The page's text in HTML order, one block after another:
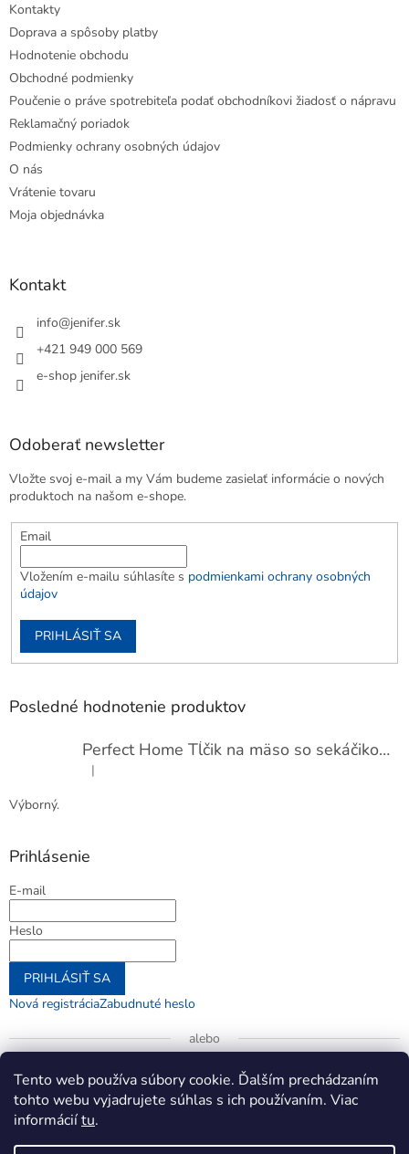
Tento web používa súbory cookie. Ďalším prechádzaním
tohto webu vyjadrujete súhlas s ich používaním. Viac
informáciítu.
Kontakty
Doprava a spôsoby platby
Hodnotenie obchodu
Obchodné podmienky
Poučenie o práve spotrebiteľa podať obchodníkovi žiadosť o nápravu
Reklamačný poriadok
Podmienky ochrany osobných údajov
O nás
Vrátenie tovaru
Moja objednávka
Kontakt
info@jenifer.sk
+421 949 000 569
e-shop jenifer.sk
Odoberať newsletter
Vložte svoj e-mail a my Vám budeme zasielať informácie o nových
produktoch na našom e-shope.
Email
Vložením e-mailu súhlasíte s podmienkami ochrany osobných
údajov
PRIHLÁSIŤ SA
Posledné hodnotenie produktov
Perfect Home Tĺčik na mäso so sekáčikom, 56893
Hodnotenie produktu je 5 z 5 hviezdičiek.
|
Výborný.
Prihlásenie
E-mail
Heslo
PRIHLÁSIŤ SA
Nová registráciaZabudnuté heslo
alebo
Prihlásiť sa cez Google